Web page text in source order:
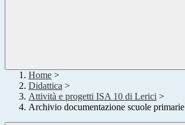
Home >
Didattica >
Attività e progetti ISA 10 di Lerici >
Archivio documentazione scuole primarie